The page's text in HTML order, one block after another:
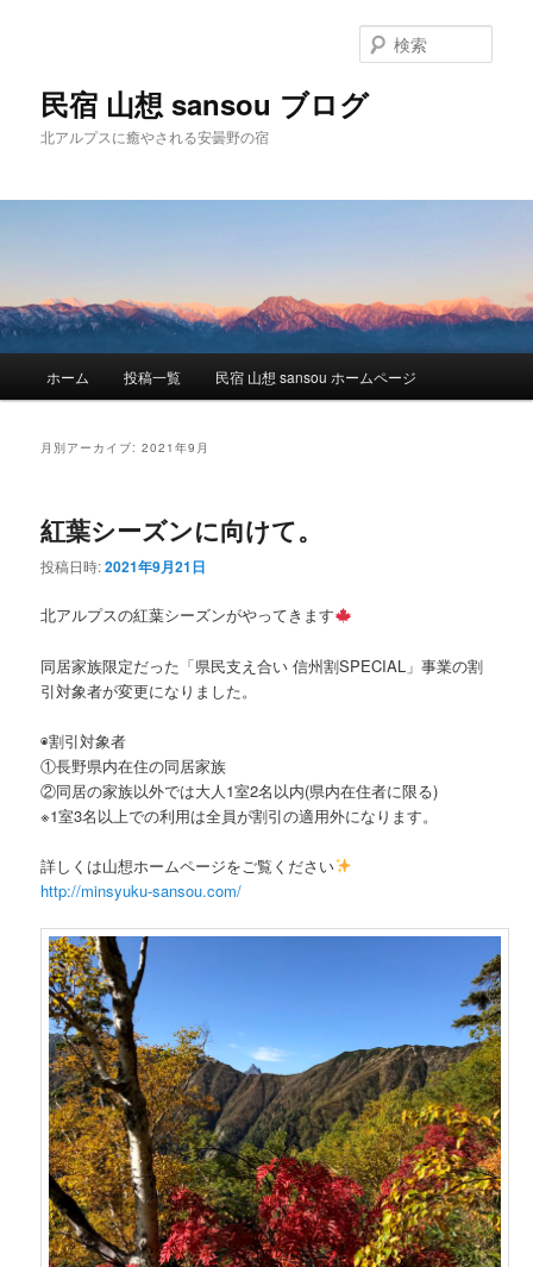
民宿 山想 sansou ブログ
北アルプスに癒やされる安曇野の宿
索
メ
コ
ン
ツ
へ
動
サ
ン
ツ
へ
移
ホーム 投稿一覧 民宿 山想 sansou ホームページ
月別アーカイブ:2021年9月
紅葉シーズンに向けて。
投稿日時:2021年9月21日
北アルプスの紅葉シーズンがやってきます
同居家族限定だった「県民支え合い 信州割SPECIAL」事業の割
引対象者が変更になりました。
◉割引対象者
①長野県内在住の同居家族
②同居の家族以外では大人1室2名以内(県内在住者に限る)
※1室3名以上での利用は全員が割引の適用外になります。
詳しくは山想ホームページをご覧ください
http://minsyuku-sansou.com/